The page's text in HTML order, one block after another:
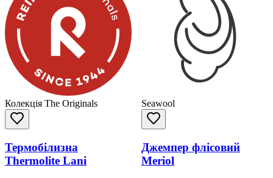
Колекція The Originals
Термобілизна
Thermolite Lani
Seawool
Джемпер флісовий
Meriol